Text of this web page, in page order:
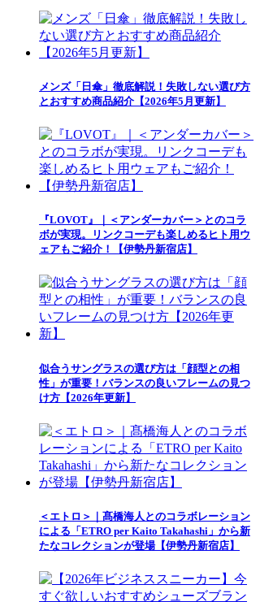
メンズ「日傘」徹底解説！失敗しない選び方
とおすすめ商品紹介【2026年5月更新】
『LOVOT』｜＜アンダーカバー＞とのコラ
ボが実現。リンクコーデも楽しめるヒト用ウ
ェアもご紹介！【伊勢丹新宿店】
似合うサングラスの選び方は「顔型との相
性」が重要！バランスの良いフレームの見つ
け方【2026年更新】
＜エトロ＞｜髙橋海人とのコラボレーション
による「ETRO per Kaito Takahashi」から新
たなコレクションが登場【伊勢丹新宿店】